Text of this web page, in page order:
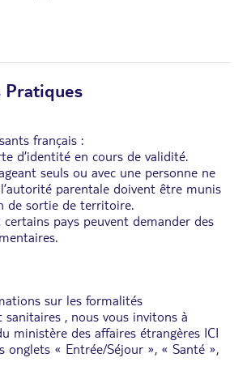
Pratiques
français :
d’identité en cours de validité.
seuls ou avec une personne ne
parentale doivent être munis
de sortie de territoire.
pays peuvent demander des
sur les formalités
, nous vous invitons à
ministère des affaires étrangères ICI
onglets « Entrée/Séjour », « Santé »,